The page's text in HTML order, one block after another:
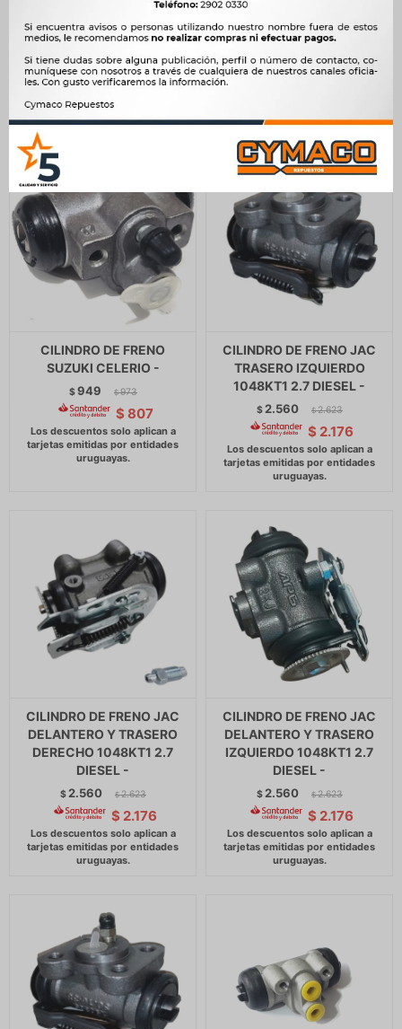
ACCENT 2000- -
$ 811 $ 831
$ 689
$747 $ 765
$ 635
CILINDRO DE FRENO
SUZUKI CELERIO -
$949 $ 973
$ 807
CILINDRO DE FRENO JAC
TRASERO IZQUIERDO
1048KT1 2.7 DIESEL -
$ 2.560 $ 2.623
$ 2.176
CILINDRO DE FRENO JAC
DELANTERO Y TRASERO
DERECHO 1048KT1 2.7
DIESEL -
$ 2.560 $ 2.623
$ 2.176
CILINDRO DE FRENO JAC
DELANTERO Y TRASERO
IZQUIERDO 1048KT1 2.7
DIESEL -
$ 2.560 $ 2.623
$ 2.176